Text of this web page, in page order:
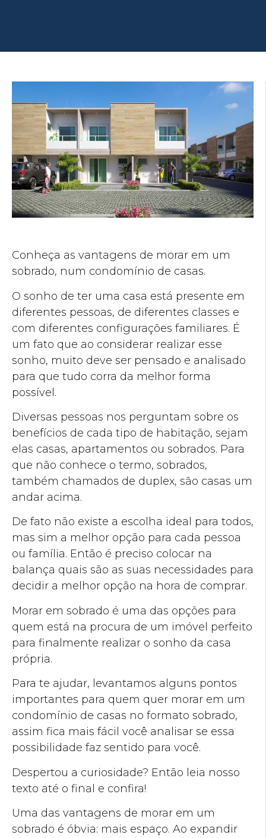
Conheça as vantagens de morar em um
sobrado, num condomínio de casas.
O sonho de ter uma casa está presente em
diferentes pessoas, de diferentes classes e
com diferentes configurações familiares. É
um fato que ao considerar realizar esse
sonho, muito deve ser pensado e analisado
para que tudo corra da melhor forma
possível.
Diversas pessoas nos perguntam sobre os
benefícios de cada tipo de habitação, sejam
elas casas, apartamentos ou sobrados. Para
que não conhece o termo, sobrados,
também chamados de duplex, são casas um
andar acima.
De fato não existe a escolha ideal para todos,
mas sim a melhor opção para cada pessoa
ou família. Então é preciso colocar na
balança quais são as suas necessidades para
decidir a melhor opção na hora de comprar.
Morar em sobrado é uma das opções para
quem está na procura de um imóvel perfeito
para finalmente realizar o sonho da casa
própria.
Para te ajudar, levantamos alguns pontos
importantes para quem quer morar em um
condomínio de casas no formato sobrado,
assim fica mais fácil você analisar se essa
possibilidade faz sentido para você.
Despertou a curiosidade? Então leia nosso
texto até o final e confira!
Uma das vantagens de morar em um
sobrado é óbvia: mais espaço. Ao expandir